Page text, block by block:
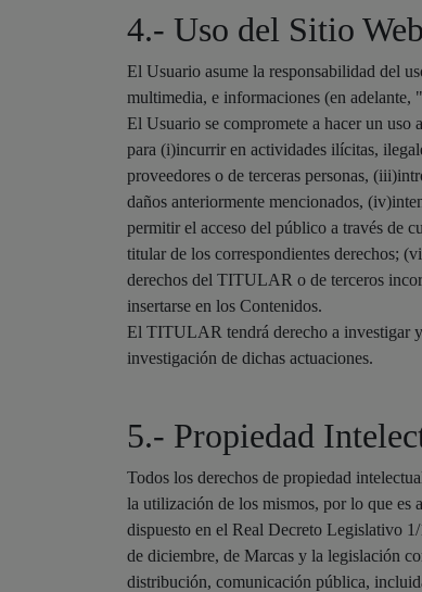
4.- Uso del Sitio Web
El Usuario asume la responsabilidad del
multimedia, e informaciones (en
El Usuario se compromete a hacer un
para (i)incurrir en actividades ilícitas,
proveedores o de terceras personas,
daños anteriormente mencionados,
permitir el acceso del público a través de
titular de los correspondientes derechos;
derechos del TITULAR o de terceros
insertarse en los Contenidos.
El TITULAR tendrá derecho a investigar y
investigación de dichas actuaciones.
5.- Propiedad
Todos los derechos de propiedad
la utilización de los mismos, por lo que
dispuesto en el Real Decreto Legislativo
de diciembre, de Marcas y la legislación
distribución, comunicación pública,